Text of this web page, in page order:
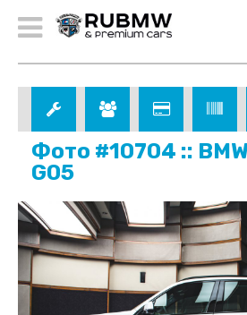
Фото #10704 ::
G05